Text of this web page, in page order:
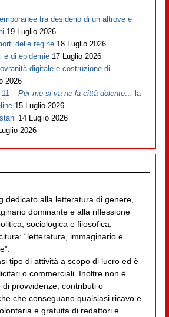
tra desiderio di un altrove e
19 Luglio 2026
delle regine 18 Luglio 2026
e di epidemie 17 Luglio 2026
digitale e costruzione di
2026
11 –Per me si va ne la città dolente… la
15 Luglio 2026
14 Luglio 2026
2026
dedicato alla letteratura di genere,
dominante e alla riflessione
sociologica e filosofica,
“letteratura, immaginario e
tipo di attività a scopo di lucro ed è
o commerciali. Inoltre non è
provvidenze, contributi o
che conseguano qualsiasi ricavo e
e gratuita di redattori e